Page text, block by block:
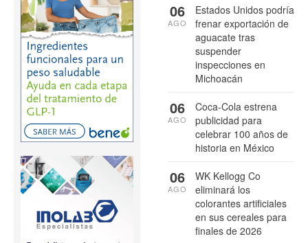
Estados Unidos podría
frenar exportación de
aguacate tras
suspender
inspecciones en
Michoacán
06
AGO
Coca-Cola estrena
publicidad para
celebrar 100 años de
historia en México
06
AGO
WK Kellogg Co
eliminará los
colorantes artificiales
en sus cereales para
finales de 2026
06
AGO